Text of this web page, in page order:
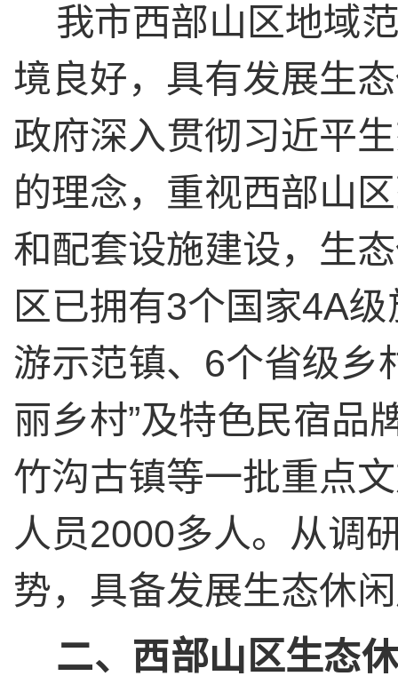
我市西部山区地域
境良好，具有发展生
政府深入贯彻习近平
的理念，重视西部山
和配套设施建设，生
区已拥有3个国家4A级
游示范镇、 6个省级乡
丽乡村”及特色民宿品
竹沟古镇等一批重点
人员2000多人。从调
势，具备发展生态休
二、西部山区生态